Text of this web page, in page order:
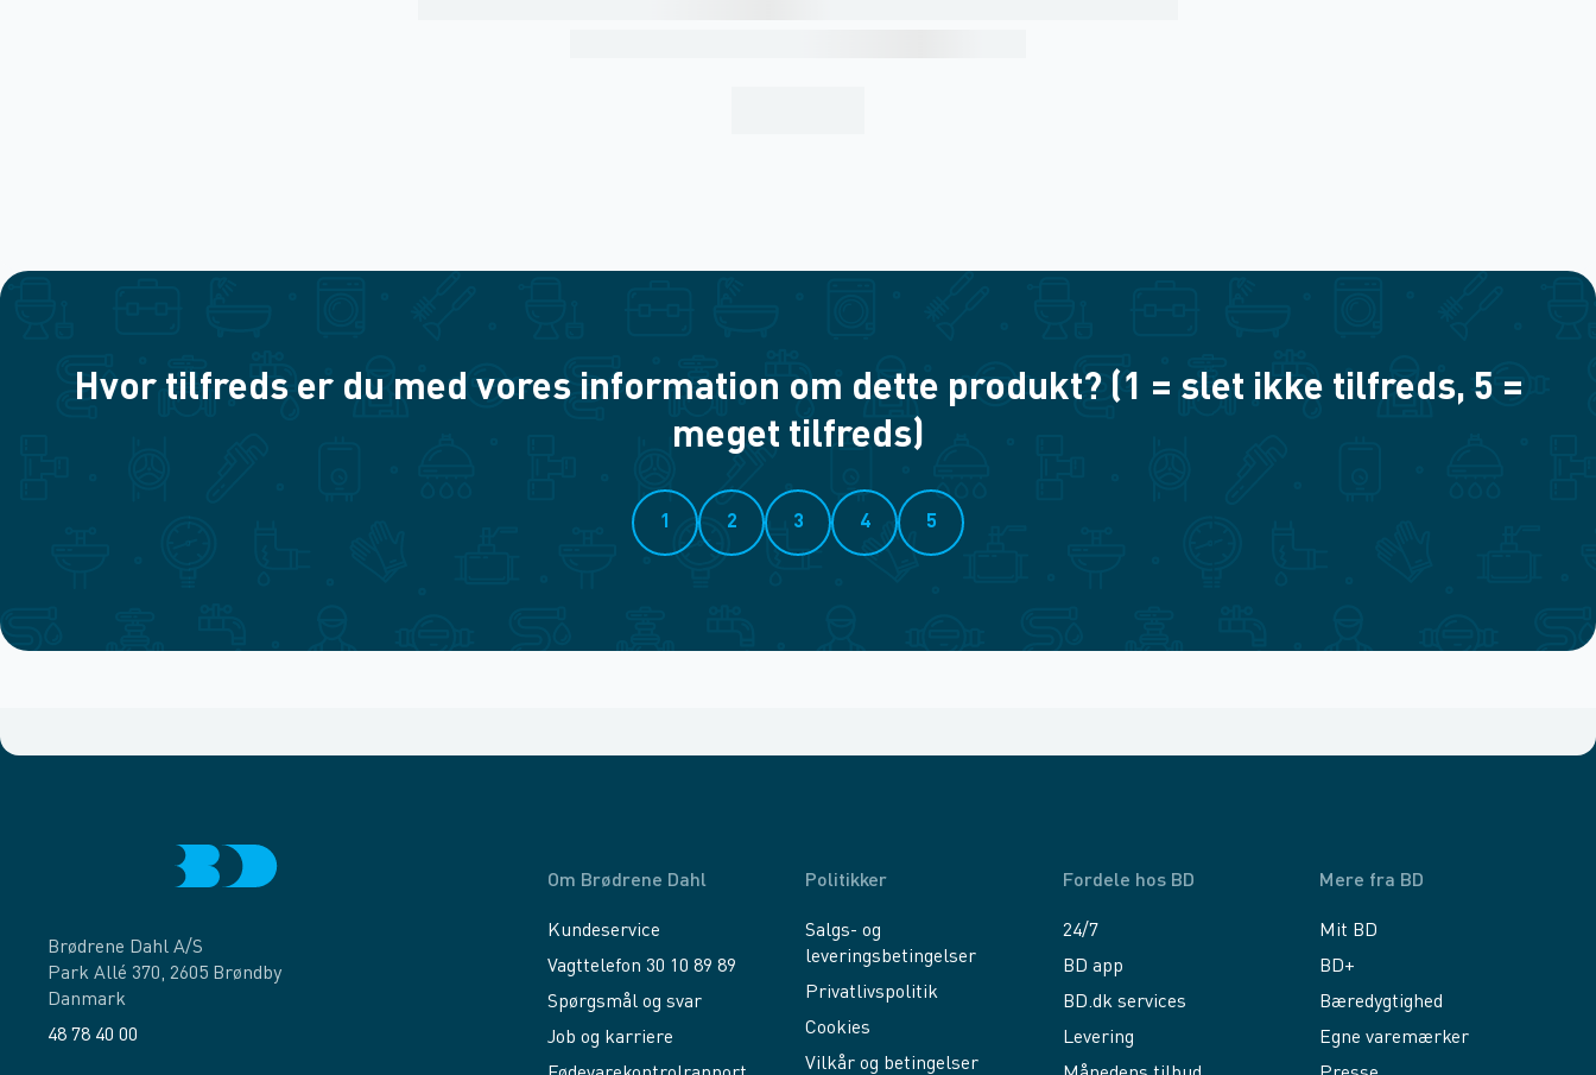
Hvor tilfreds er du med vores information om dette produkt? (1 = slet ikke tilfreds, 5 =
meget tilfreds)
1 2 3 4 5
Brødrene Dahl A/S
Park Allé 370, 2605 Brøndby
Danmark
48 78 40 00
Om Brødrene Dahl
Kundeservice
Vagttelefon 30 10 89 89
Spørgsmål og svar
Job og karriere
Politikker
Salgs- og
leveringsbetingelser
Privatlivspolitik
Cookies
Vilkår og betingelser
Fordele hos BD
24/7
BD app
BD.dk services
Levering
Mere fra BD
Mit BD
BD+
Bæredygtighed
Egne varemærker